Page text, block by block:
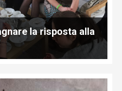
la risposta alla